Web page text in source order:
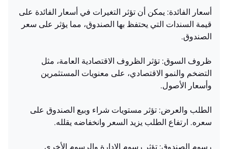
أسعار الفائدة: يمكن أن تؤثر التغيرات في أسعار الفائدة على
قيمة السندات التي يحتفظ بها الصندوق، مما يؤثر على سعر
الصندوق.
ظروف السوق: تؤثر الظروف الاقتصادية العامة، مثل
التضخم والنمو الاقتصادي، على معنويات المستثمرين
وأسعار الأصول.
الطلب والعرض: تؤثر مستويات شراء وبيع الصندوق على
سعره. ارتفاع الطلب يزيد السعر وانخفاضه يقلله.
رسوم الصندوق: تؤثر رسوم الإدارة والرسوم الأخرى